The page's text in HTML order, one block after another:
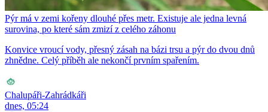
Pýr má v zemi kořeny dlouhé přes metr. Existuje ale jedna levná
surovina, po které sám zmizí z celého záhonu
Konvice vroucí vody, přesný zásah na bázi trsu a pýr do dvou dnů
zhnědne. Celý příběh ale nekončí prvním spařením.
Chalupáři-Zahrádkáři
dnes, 05:24